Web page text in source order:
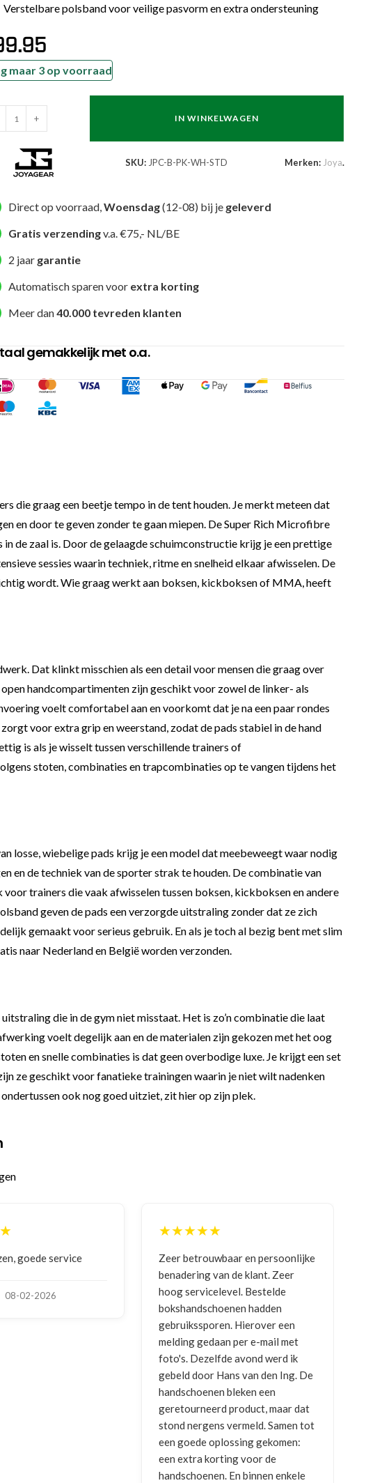
Verstelbare polsband voor veilige pasvorm en extra ondersteuning
maar 3 op voorraad
+ IN WINKELWAGEN
SKU: JPC-B-PK-WH-STD Merken: Joya.
Direct op voorraad,Woensdag(12-08) bij je geleverd
Gratis verzendingv.a. €75,- NL/BE
2 jaar garantie
Automatisch sparen voor extra korting
Meer dan40.000 tevreden klanten
gemakkelijk met o.a.
die graag een beetje tempo in de tent houden. Je merkt meteen dat
en door te geven zonder te gaan miepen. De Super Rich Microfibre
in de zaal is. Door de gelaagde schuimconstructie krijg je een prettige
sessies waarin techniek, ritme en snelheid elkaar afwisselen. De
wordt. Wie graag werkt aan boksen, kickboksen of MMA, heeft
Dat klinkt misschien als een detail voor mensen die graag over
handcompartimenten zijn geschikt voor zowel de linker- als
voelt comfortabel aan en voorkomt dat je na een paar rondes
voor extra grip en weerstand, zodat de pads stabiel in de hand
is als je wisselt tussen verschillende trainers of
stoten, combinaties en trapcombinaties op te vangen tijdens het
losse, wiebelige pads krijg je een model dat meebeweegt waar nodig
de techniek van de sporter strak te houden. De combinatie van
trainers die vaak afwisselen tussen boksen, kickboksen en andere
geven de pads een verzorgde uitstraling zonder dat ze zich
gemaakt voor serieus gebruik. En als je toch al bezig bent met slim
naar Nederland en België worden verzonden.
die in de gym niet misstaat. Het is zo’n combinatie die laat
voelt degelijk aan en de materialen zijn gekozen met het oog
en snelle combinaties is dat geen overbodige luxe. Je krijgt een set
ze geschikt voor fanatieke trainingen waarin je niet wilt nadenken
ook nog goed uitziet, zit hier op zijn plek.
goede service
08-02-2026
★★★★★
Zeer betrouwbaar en persoonlijke
benadering van de klant. Zeer
hoog servicelevel. Bestelde
bokshandschoenen hadden
gebruikssporen. Hierover een
melding gedaan per e-mail met
foto's. Dezelfde avond werd ik
gebeld door Hans van den Ing. De
handschoenen bleken een
geretourneerd product, maar dat
stond nergens vermeld. Samen tot
een goede oplossing gekomen:
een extra korting voor de
handschoenen. En binnen enkele